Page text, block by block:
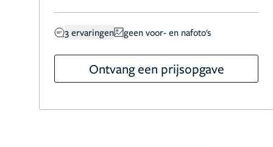
3 ervaringen geen voor- en nafoto's
Ontvang een prijsopgave